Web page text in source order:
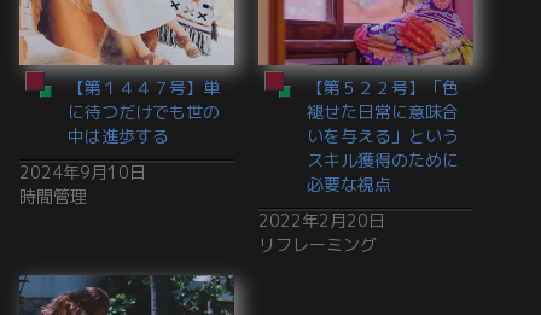
【第１４４７号】単
に待つだけでも世の
中は進歩する
2024年9月10日
時間管理
【第５２２号】「色
褪せた日常に意味合
いを与える」という
スキル獲得のために
必要な視点
2022年2月20日
リフレーミング